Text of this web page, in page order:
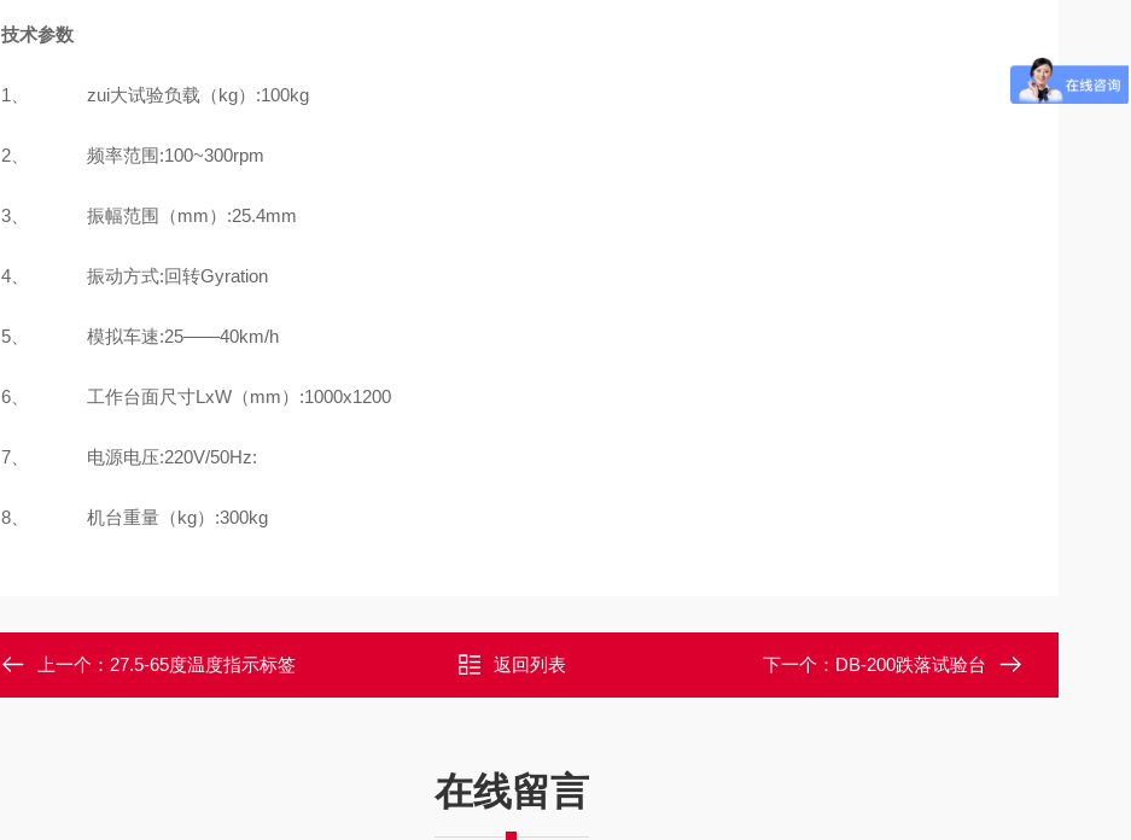
技术参数
1、 zui大试验负载（kg）:100kg
2、 频率范围:100~300rpm
3、 振幅范围（mm）:25.4mm
4、 振动方式:回转Gyration
5、 模拟车速:25——40km/h
6、 工作台面尺寸LxW（mm）:1000x1200
7、 电源电压:220V/50Hz:
8、 机台重量（kg）:300kg
上一个： 27.5-65度温度指示标签 返回列表 下一个： DB-200跌落试验台
在线留言